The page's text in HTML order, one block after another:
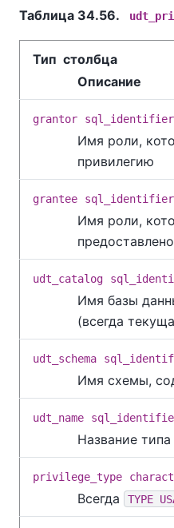
Таблица 34.56.
Тип столбца
Описание
grantor sql_identifier
Имя роли,
привилегию
grantee sql_identifier
Имя роли,
udt_catalog
Имя базы
(всегда
udt_schema
Имя схемы,
udt_name
Название типа
privilege_type
Всегда TYPE